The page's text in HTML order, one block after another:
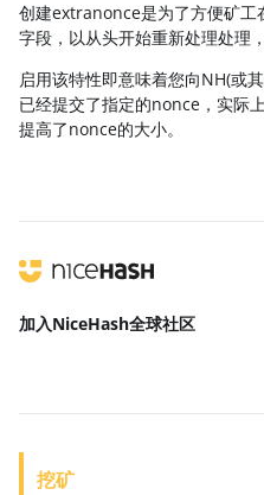
创建extranonce是为了方便矿
字段，以从头开始重新处理处理
启用该特性即意味着您向NH(或
已经提交了指定的nonce，实际
提高了nonce的大小。
加入NiceHash全球社区
挖矿